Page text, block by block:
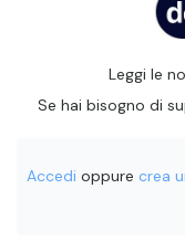
Leggi le
Se hai bisogno di
Accedi oppure crea